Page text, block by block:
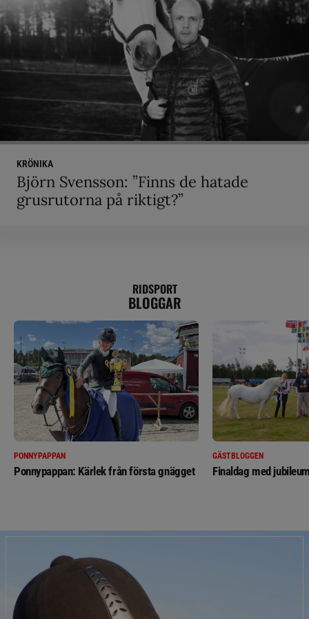
KRÖNIKA
Björn Svensson: ”Finns de hatade
grusrutorna på riktigt?”
RIDSPORT
BLOGGAR
PONNYPAPPAN
Ponnypappan: Kärlek från första gnägget
GÄSTBLOGGEN
Finaldag med